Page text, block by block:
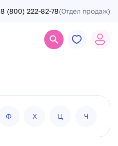
8 (800) 222-82-78(Отдел продаж)
Ф Х Ц Ч